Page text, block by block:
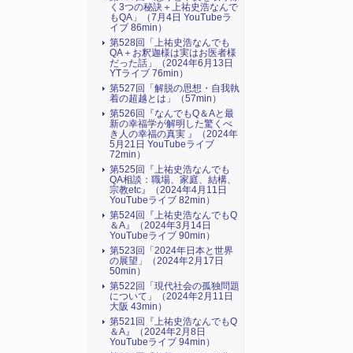
く3つの秘訣＋上祐史浩なんで
もQA」（7月4日 YouTubeラ
イブ 86min）
第528回「上祐史浩なんでも
QA＋お釈迦様は実はお医者様
だった話」（2024年6月13日
YTライブ 76min）
第527回「解脱の思想・自我執
着の超越とは」（57min）
第526回『なんでもQ＆Aと最
新の幸福学が解明した驚くべ
き人の幸福の真実 』（2024年
5月21日 YouTubeライブ
72min）
第525回『上祐史浩なんでも
QA相談：職場、家庭、結構、
宗教etc』（2024年4月11日
YouTubeライブ 82min）
第524回『上祐史浩なんでもQ
＆A』（2024年3月14日
YouTubeライブ 90min）
第523回「2024年日本と世界
の展望」（2024年2月17日
50min）
第522回「現代社会の孤独問題
について」（2024年2月11日
大阪 43min）
第521回『上祐史浩なんでもQ
＆A』（2024年2月8日
YouTubeライブ 94min）